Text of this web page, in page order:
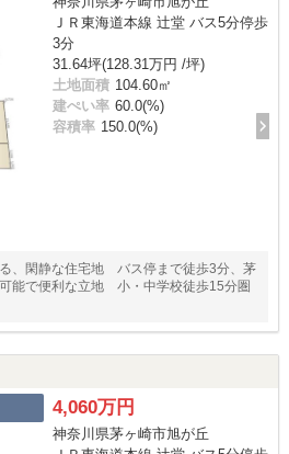
ＪＲ東海道本線 辻堂 バス5分停歩
3分
31.64坪(128.31万円 /坪)
土地面積 104.60㎡
建ぺい率 60.0(%)
容積率 150.0(%)
、閑静な住宅地 バス停まで徒歩3分、茅
能で便利な立地 小・中学校徒歩15分圏
4,060万円
神奈川県茅ヶ崎市旭が丘